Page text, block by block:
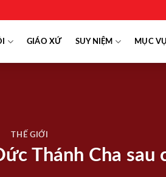
GIÁO XỨ SUY NIỆM MỤC
THẾ GIỚI
Thánh Cha sau